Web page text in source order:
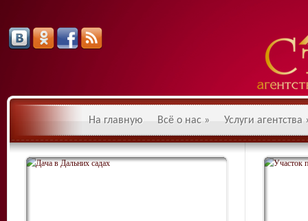
На главную Всё о нас » Услуги агентства